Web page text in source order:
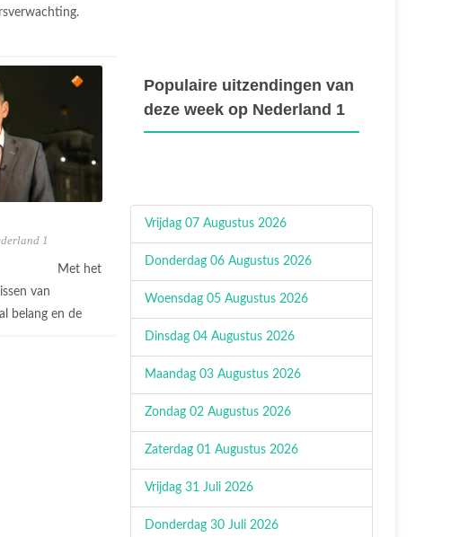
1
Met het
van
belang en de
Populaire uitzendingen van
deze week op Nederland 1
Vrijdag 07 Augustus 2026
Donderdag 06 Augustus 2026
Woensdag 05 Augustus 2026
Dinsdag 04 Augustus 2026
Maandag 03 Augustus 2026
Zondag 02 Augustus 2026
Zaterdag 01 Augustus 2026
Vrijdag 31 Juli 2026
Donderdag 30 Juli 2026